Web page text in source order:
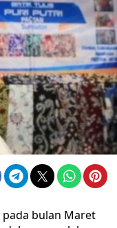
pada bulan Maret